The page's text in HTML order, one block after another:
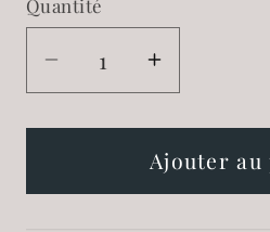
Quantité
Réduire
la
quantité
Bougie
Augmenter
la
quantité
de
Bougie
Ajouter au